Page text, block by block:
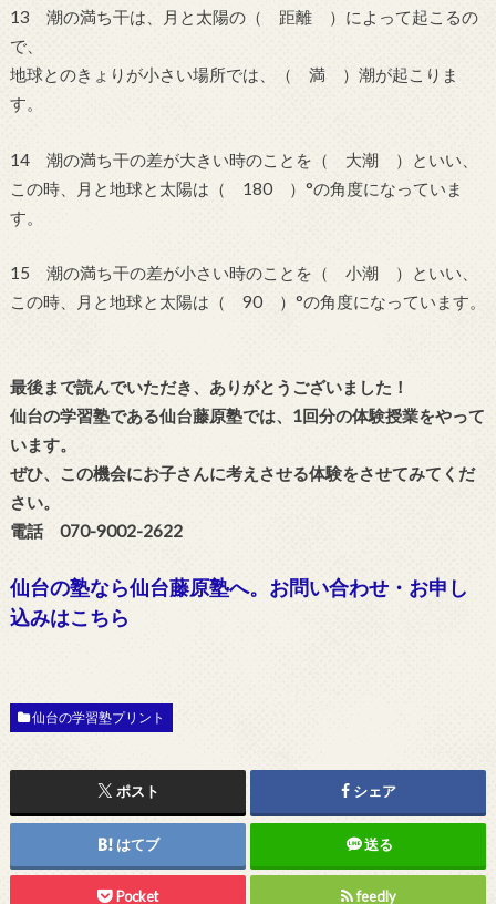
13 潮の満ち干は、月と太陽の（ 距離 ）によって起こるの
で、
地球とのきょりが小さい場所では、（ 満 ）潮が起こりま
す。
14 潮の満ち干の差が大きい時のことを（ 大潮 ）といい、
この時、月と地球と太陽は（ 180 ）°の角度になっていま
す。
15 潮の満ち干の差が小さい時のことを（ 小潮 ）といい、
この時、月と地球と太陽は（ 90 ）°の角度になっています。
最後まで読んでいただき、ありがとうございました！
仙台の学習塾である仙台藤原塾では、1回分の体験授業をやって
います。
ぜひ、この機会にお子さんに考えさせる体験をさせてみてくだ
さい。
電話 070-9002-2622
仙台の塾なら仙台藤原塾へ。お問い合わせ・お申し
込みはこちら
仙台の学習塾プリント
ポスト シェア
はてブ 送る
Pocket feedly